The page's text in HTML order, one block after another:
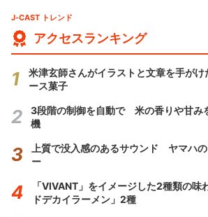
J-CAST トレンド
アクセスランキング
米津玄師さんがイラストと文章を手が
ース菓子
3段階の制御を自動で 米の香りや甘み
機
上質で没入感のあるサウンド ヤマハ
ー
「VIVANT」をイメージした2種類の
ドデカイラーメン」2種